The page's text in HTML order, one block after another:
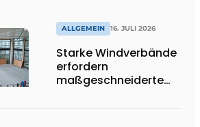
ALLGEMEIN 16. JULI 2026
Starke Windverbände
erfordern
maßgeschneiderte